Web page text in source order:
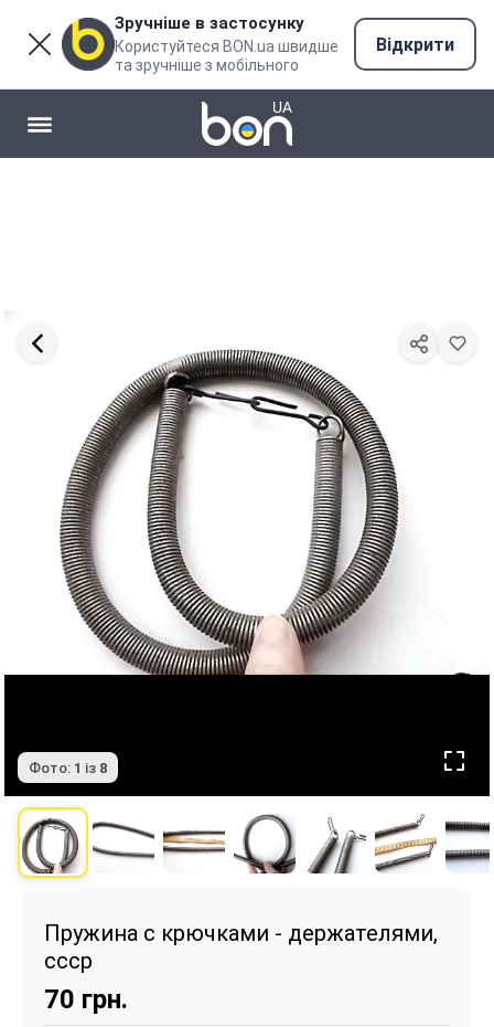
Зручніше в застосунку
Користуйтеся BON.ua швидше
та зручніше з мобільного
Відкрити
Фото: 1 із 8
Пружина с крючками - держателями,
ссср
70 грн.